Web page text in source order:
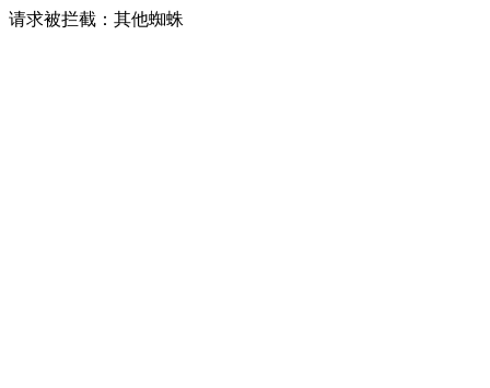
请求被拦截：其他蜘蛛